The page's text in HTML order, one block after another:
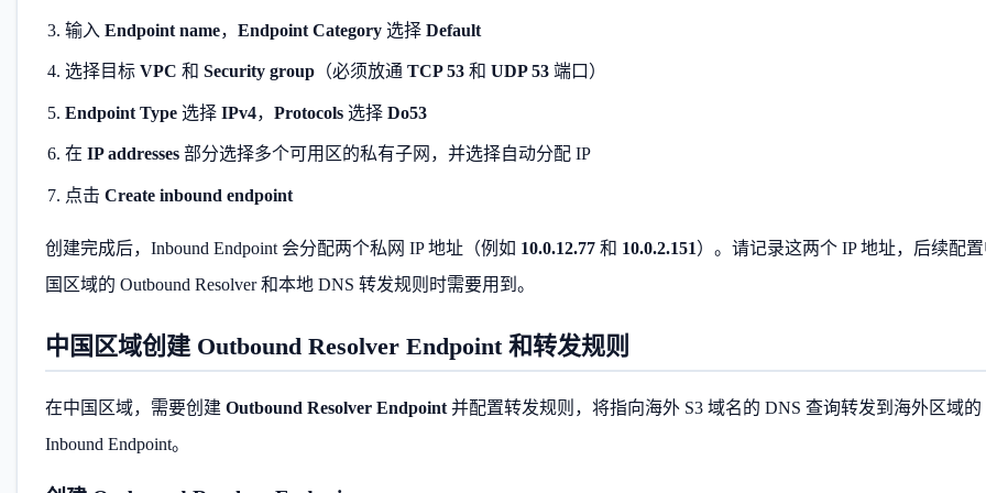
输入 Endpoint name， Endpoint Category选择 Default
选择目标 VPC 和 Security group（必须放通 TCP 53和 UDP 53端口）
Endpoint Type选择 IPv4， Protocols选择 Do53
在 IP addresses部分选择多个可用区的私有子网，并选择自动分配 IP
点击 Create inbound endpoint
创建完成后，Inbound Endpoint 会分配两个私网 IP 地址（例如 10.0.12.77 和 10.0.2.151）。请记录这两个 IP 地址，后续配
国区域的 Outbound Resolver 和本地 DNS 转发规则时需要用到。
中国区域创建 Outbound Resolver Endpoint 和转发规则
在中国区域，需要创建 Outbound Resolver Endpoint 并配置转发规则，将指向海外 S3 域名的 DNS 查询转发到海外区域的
Inbound Endpoint。